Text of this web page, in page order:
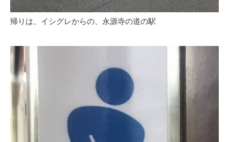
帰りは、イシグレからの、永源寺の道の駅